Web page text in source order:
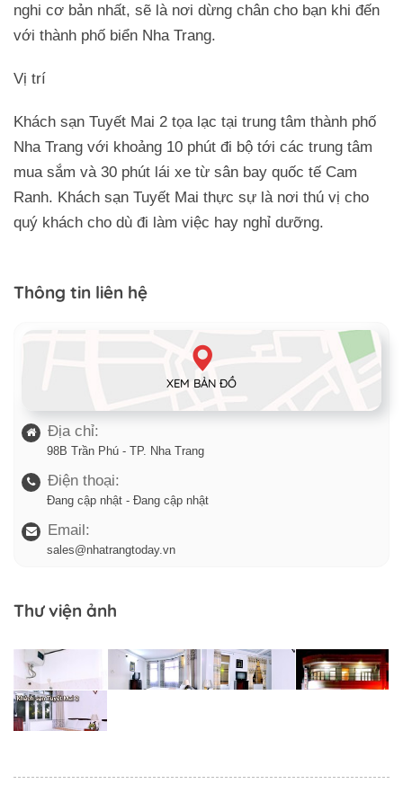
nghi cơ bản nhất, sẽ là nơi dừng chân cho bạn khi đến
với thành phố biển Nha Trang.
Vị trí
Khách sạn Tuyết Mai 2 tọa lạc tại trung tâm thành phố
Nha Trang với khoảng 10 phút đi bộ tới các trung tâm
mua sắm và 30 phút lái xe từ sân bay quốc tế Cam
Ranh. Khách sạn Tuyết Mai thực sự là nơi thú vị cho
quý khách cho dù đi làm việc hay nghỉ dưỡng.
Thông tin liên hệ
XEM BẢN ĐỒ
Địa chỉ:
98B Trần Phú - TP. Nha Trang
Điện thoại:
Đang cập nhật - Đang cập nhật
Email:
sales@nhatrangtoday.vn
Thư viện ảnh